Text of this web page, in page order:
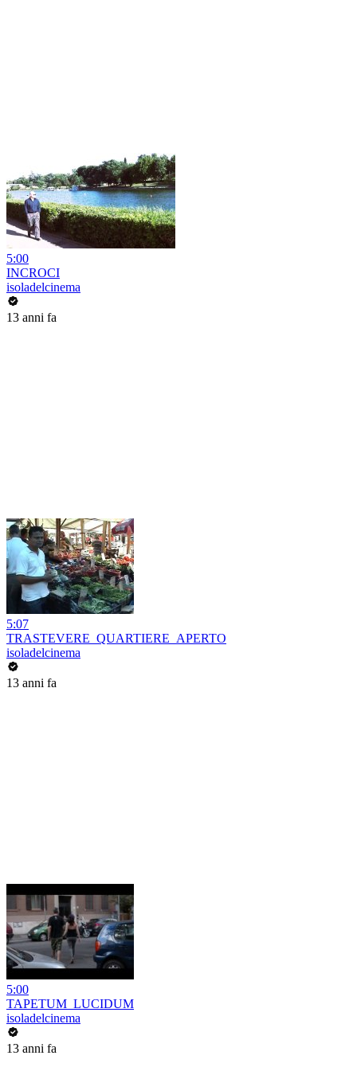
5:00
INCROCI
isoladelcinema
13 anni fa
5:07
TRASTEVERE_QUARTIERE_APERTO
isoladelcinema
13 anni fa
5:00
TAPETUM_LUCIDUM
isoladelcinema
13 anni fa